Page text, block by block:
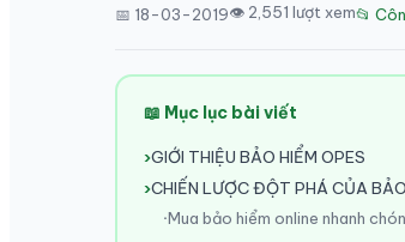
📅 18-03-2019👁 2,551 lượt xem📂
📖 Mục lục bài viết
GIỚI THIỆU BẢO HIỂM OPES
CHIẾN LƯỢC ĐỘT PHÁ CỦA
Mua bảo hiểm online nhanh